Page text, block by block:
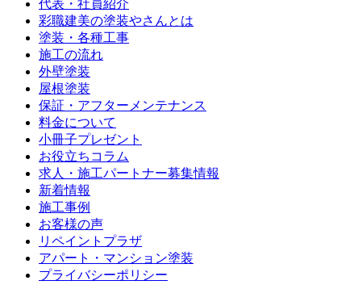
代表・社員紹介
彩職建美の塗装やさんとは
塗装・各種工事
施工の流れ
外壁塗装
屋根塗装
保証・アフターメンテナンス
料金について
小冊子プレゼント
お役立ちコラム
求人・施工パートナー募集情報
新着情報
施工事例
お客様の声
リペイントプラザ
アパート・マンション塗装
プライバシーポリシー